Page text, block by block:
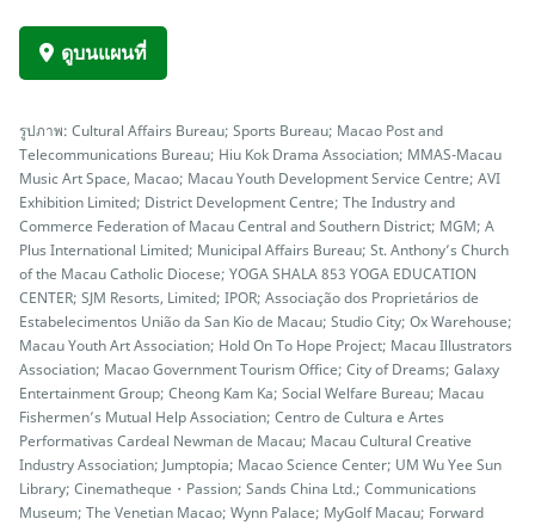
ดูบนแผนที่
รูปภาพ: Cultural Affairs Bureau; Sports Bureau; Macao Post and
Telecommunications Bureau; Hiu Kok Drama Association; MMAS-Macau
Music Art Space, Macao; Macau Youth Development Service Centre; AVI
Exhibition Limited; District Development Centre; The Industry and
Commerce Federation of Macau Central and Southern District; MGM; A
Plus International Limited; Municipal Affairs Bureau; St. Anthony’s Church
of the Macau Catholic Diocese; YOGA SHALA 853 YOGA EDUCATION
CENTER; SJM Resorts, Limited; IPOR; Associação dos Proprietários de
Estabelecimentos União da San Kio de Macau; Studio City; Ox Warehouse;
Macau Youth Art Association; Hold On To Hope Project; Macau Illustrators
Association; Macao Government Tourism Office; City of Dreams; Galaxy
Entertainment Group; Cheong Kam Ka; Social Welfare Bureau; Macau
Fishermen’s Mutual Help Association; Centro de Cultura e Artes
Performativas Cardeal Newman de Macau; Macau Cultural Creative
Industry Association; Jumptopia; Macao Science Center; UM Wu Yee Sun
Library; Cinematheque・Passion; Sands China Ltd.; Communications
Museum; The Venetian Macao; Wynn Palace; MyGolf Macau; Forward